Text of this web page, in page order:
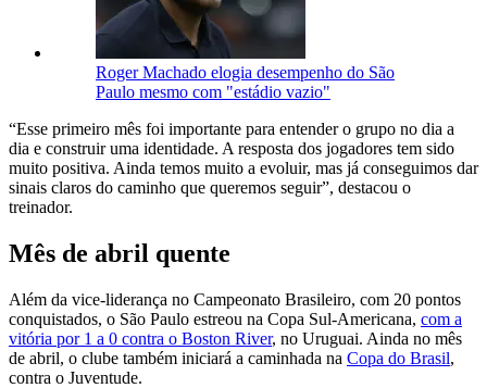
Roger Machado elogia desempenho do São
Paulo mesmo com "estádio vazio"
“Esse primeiro mês foi importante para entender o grupo no dia a
dia e construir uma identidade. A resposta dos jogadores tem sido
muito positiva. Ainda temos muito a evoluir, mas já conseguimos dar
sinais claros do caminho que queremos seguir”, destacou o
treinador.
Mês de abril quente
Além da vice-liderança no Campeonato Brasileiro, com 20 pontos
conquistados, o São Paulo estreou na Copa Sul-Americana, com a
vitória por 1 a 0 contra o Boston River, no Uruguai. Ainda no mês
de abril, o clube também iniciará a caminhada na Copa do Brasil,
contra o Juventude.